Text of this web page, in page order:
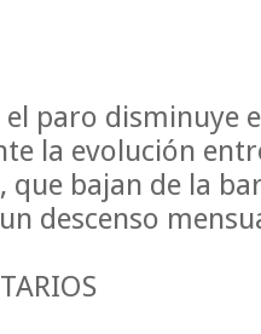
el paro disminuye
la evolución
que bajan de la
descenso